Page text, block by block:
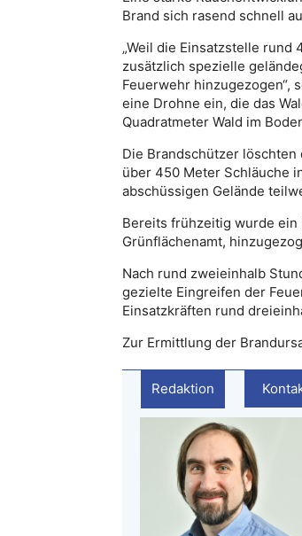
Brand sich rasend schnell
„Weil die Einsatzstelle
zusätzlich spezielle
Feuerwehr hinzugezogen“,
eine Drohne ein, die das
Quadratmeter Wald im
Die Brandschützer
über 450 Meter Schläuche
abschüssigen Gelände
Bereits frühzeitig wurde ein
Grünflächenamt,
Nach rund zweieinhalb
gezielte Eingreifen der
Einsatzkräften rund
Zur Ermittlung der
Redaktion